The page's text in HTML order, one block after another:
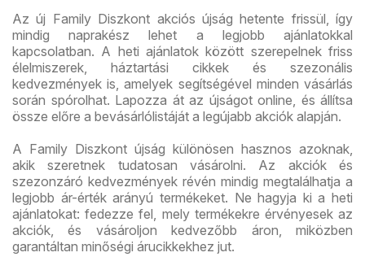
Az új Family Diszkont akciós újság hetente frissül, így
mindig naprakész lehet a legjobb ajánlatokkal
kapcsolatban. A heti ajánlatok között szerepelnek friss
élelmiszerek, háztartási cikkek és szezonális
kedvezmények is, amelyek segítségével minden vásárlás
során spórolhat. Lapozza át az újságot online, és állítsa
össze előre a bevásárlólistáját a legújabb akciók alapján.
A Family Diszkont újság különösen hasznos azoknak,
akik szeretnek tudatosan vásárolni. Az akciók és
szezonzáró kedvezmények révén mindig megtalálhatja a
legjobb ár-érték arányú termékeket. Ne hagyja ki a heti
ajánlatokat: fedezze fel, mely termékekre érvényesek az
akciók, és vásároljon kedvezőbb áron, miközben
garantáltan minőségi árucikkekhez jut.